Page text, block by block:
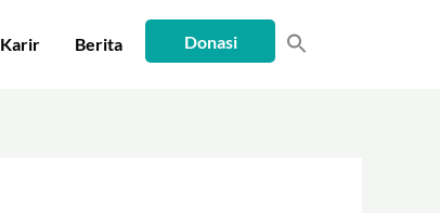
Karir Berita Donasi